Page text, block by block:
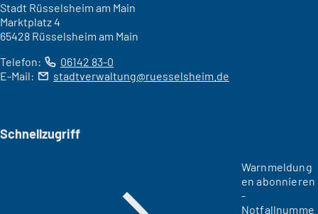
Stadt Rüsselsheim am Main
Marktplatz 4
65428 Rüsselsheim am Main
Telefon:
06142 83-0
E-Mail:
stadtverwaltung ruesselsheim de
Schnellzugriff
Warnmeldung
en abonnieren
-
Notfallnumme